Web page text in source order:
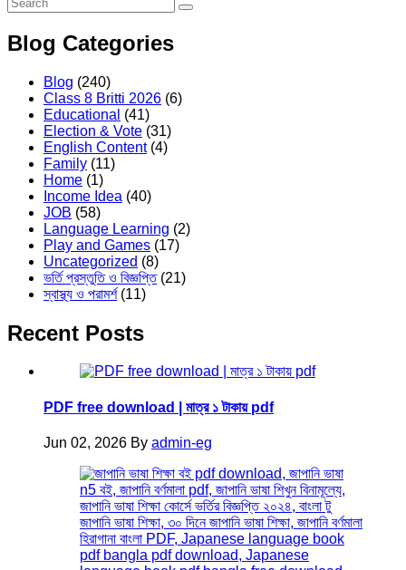
Blog Categories
Blog (240)
Class 8 Britti 2026 (6)
Educational (41)
Election & Vote (31)
English Content(4)
Family (11)
Home (1)
Income Idea (40)
JOB (58)
Language Learning (2)
Play and Games (17)
Uncategorized (8)
ভর্তি প্রস্তুতি ও বিজ্ঞপ্তি(21)
স্বাস্থ্য ও পরামর্শ(11)
Recent Posts
PDF free download | মাত্র ১ টাকায় pdf
Jun 02, 2026 By admin-eg